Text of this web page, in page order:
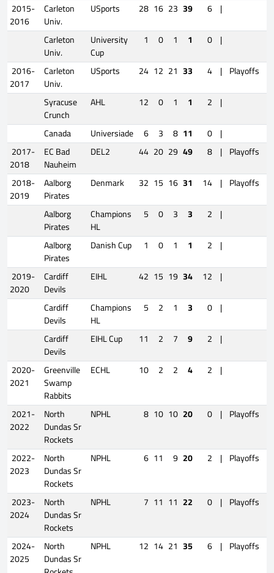
2015-
2016
Carleton
Univ.
USports 28 16 23 39 6 |
Carleton
Univ.
University
Cup
1 0 1 1 0 |
2016-
2017
Carleton
Univ.
USports 24 12 21 33 4 | Playoffs
Syracuse
Crunch
AHL 12 0 1 1 2 |
Canada
Universiade 6 3 8 11 0 |
2017-
2018
EC Bad
Nauheim
DEL2 44 20 29 49 8 | Playoffs
2018-
2019
Aalborg
Pirates
Denmark 32 15 16 31 14 | Playoffs
Aalborg
Pirates
Champions
HL
5 0 3 3 2 |
Aalborg
Pirates
Danish Cup 1 0 1 1 2 |
2019-
2020
Cardiff
Devils
EIHL 42 15 19 34 12 |
Cardiff
Devils
Champions
HL
5 2 1 3 0 |
Cardiff
Devils
EIHL Cup 11 2 7 9 2 |
2020-
2021
Greenville
Swamp
Rabbits
ECHL 10 2 2 4 2 |
2021-
2022
North
Dundas Sr
Rockets
NPHL 8 10 10 20 0 | Playoffs
2022-
2023
North
Dundas Sr
Rockets
NPHL 6 11 9 20 2 | Playoffs
2023-
2024
North
Dundas Sr
Rockets
NPHL 7 11 11 22 0 | Playoffs
2024-
2025
North
Dundas Sr
NPHL 12 14 21 35 6 | Playoffs